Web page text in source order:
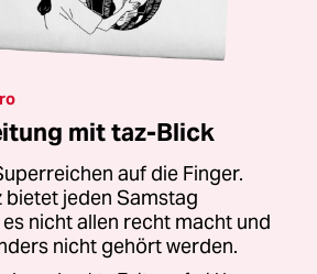
mit taz-Blick
auf die Finger.
bietet jeden Samstag
nicht allen recht macht und
nicht gehört werden.